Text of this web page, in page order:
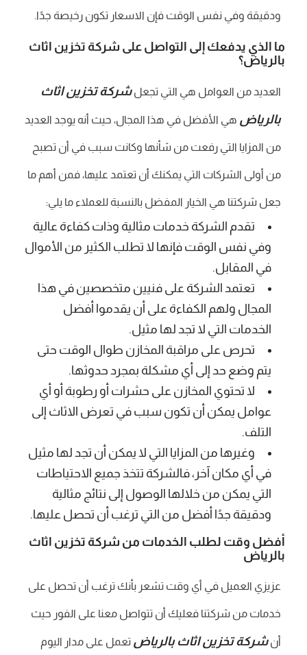
ودقيقة وفي نفس الوقت فإن الاسعار تكون رخيصة جدًا.
ما الذي يدفعك إلى التواصل على شركة تخزين اثاث
بالرياض؟
العديد من العوامل هي التي تجعلشركة تخزين اثاث
بالرياض هي الأفضل في هذا المجال، حيث أنه يوجد العديد
من المزايا التي رفعت من شأنها وكانت سبب في أن تصبح
من أولى الشركات التي يمكنك أن تعتمد عليها، فمن أهم ما
جعل شركتنا هي الخيار المفضل بالنسبة للعملاء ما يلي:
تقدم الشركة خدمات مثالية وذات كفاءة عالية
وفي نفس الوقت فإنها لا تطلب الكثير من الأموال
في المقابل.
تعتمد الشركة على فنيين متخصصين في هذا
المجال ولهم الكفاءة على أن يقدموا أفضل
الخدمات التي لا تجد لها مثيل.
تحرص على مراقبة المخازن طوال الوقت حتى
يتم وضع حد إلى أي مشكلة بمجرد حدوثها.
لا تحتوي المخازن على حشرات أو رطوبة أو أي
عوامل يمكن أن تكون سبب في تعرض الاثاث إلى
التلف.
وغيرها من المزايا التي لا يمكن أن تجد لها مثيل
في أي مكان آخر، فالشركة تتخذ جميع الاحتياطات
التي يمكن من خلالها الوصول إلى نتائج مثالية
ودقيقة جدًا أفضل من التي ترغب أن تحصل عليها.
أفضل وقت لطلب الخدمات من شركة تخزين اثاث
بالرياض
عزيزي العميل في أي وقت تشعر بأنك ترغب أن تحصل على
خدمات من شركتنا فعليك أن تتواصل معنا على الفور حيث
أنشركة تخزين اثاث بالرياض تعمل على مدار اليوم